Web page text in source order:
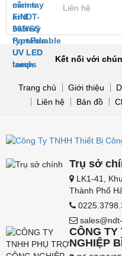
Liên hệ
Kết nối với
Trang chủ Giới thiệu
Liên hệ
Bản đồ
Trụ sở
LK1-41,
Thành Phố
CÔNG TY
NGHIỆP